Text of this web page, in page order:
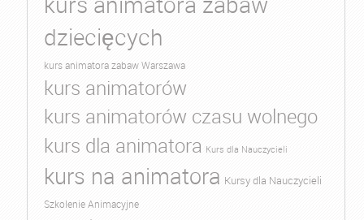
dziecięcych
kurs animatora zabaw Warszawa
kurs animatorów
kurs animatorów czasu wolnego
kurs dla animatora Kurs dla Nauczycieli
kurs na animatora Kursy dla Nauczycieli
Szkolenie Animacyjne